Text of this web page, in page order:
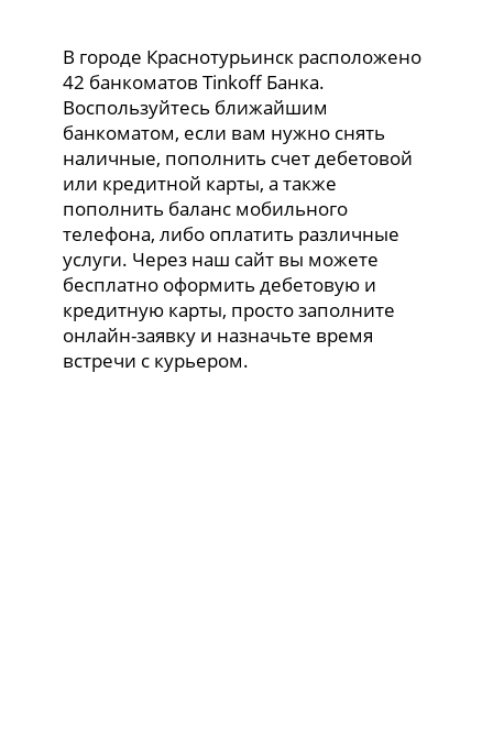
В городе Краснотурьинск расположено
42 банкоматов Tinkoff Банка.
Воспользуйтесь ближайшим
банкоматом, если вам нужно снять
наличные, пополнить счет дебетовой
или кредитной карты, а также
пополнить баланс мобильного
телефона, либо оплатить различные
услуги. Через наш сайт вы можете
бесплатно оформить дебетовую и
кредитную карты, просто заполните
онлайн-заявку и назначьте время
встречи с курьером.